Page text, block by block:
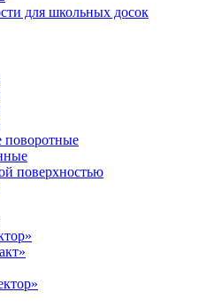
для школьных досок
поверхностью